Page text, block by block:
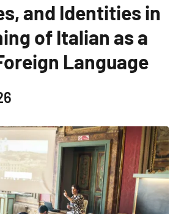
and Identities in
of Italian as a
Language